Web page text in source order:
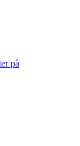
på